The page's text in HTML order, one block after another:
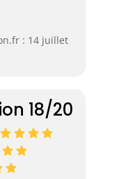
: 14 juillet
18/20